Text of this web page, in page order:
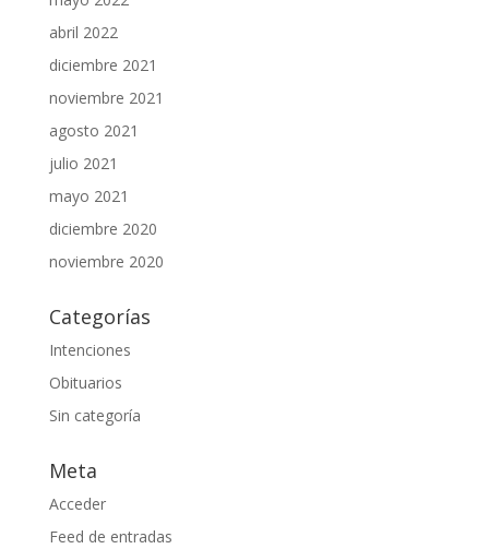
abril 2022
diciembre 2021
noviembre 2021
agosto 2021
julio 2021
mayo 2021
diciembre 2020
noviembre 2020
Categorías
Intenciones
Obituarios
Sin categoría
Meta
Acceder
Feed de entradas